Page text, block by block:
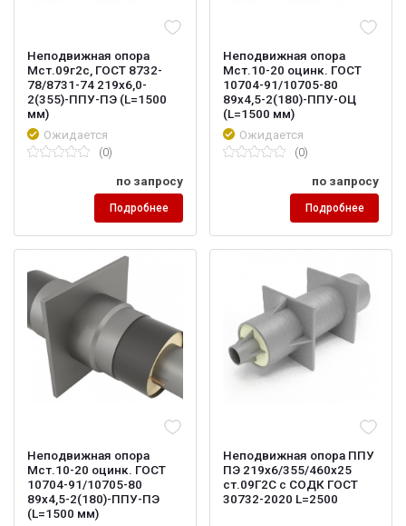
Неподвижная опора
Мст.09г2с, ГОСТ 8732-
78/8731-74 219х6,0-
2(355)-ППУ-ПЭ (L=1500
мм)
Ожидается
(0)
по запросу
Подробнее
Неподвижная опора
Мст.10-20 оцинк. ГОСТ
10704-91/10705-80
89х4,5-2(180)-ППУ-ОЦ
(L=1500 мм)
Ожидается
(0)
по запросу
Подробнее
Неподвижная опора
Мст.10-20 оцинк. ГОСТ
10704-91/10705-80
89х4,5-2(180)-ППУ-ПЭ
(L=1500 мм)
Неподвижная опора ППУ
ПЭ 219х6/355/460х25
ст.09Г2С с СОДК ГОСТ
30732-2020 L=2500